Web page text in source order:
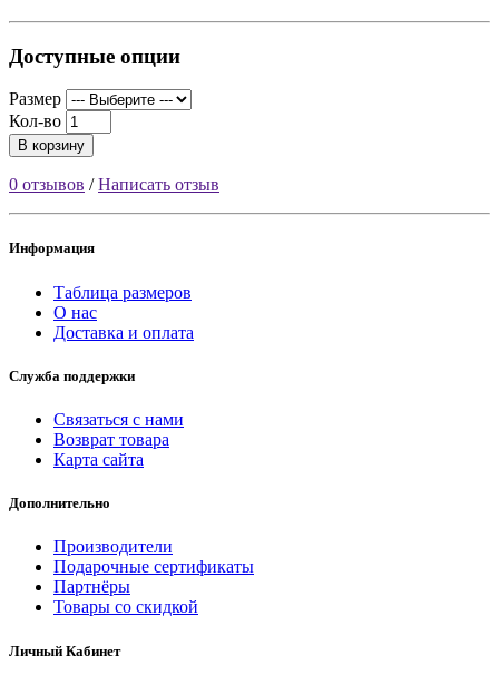
Доступные опции
Размер
Кол-во
В корзину
0 отзывов /Написать отзыв
Информация
Таблица размеров
О нас
Доставка и оплата
Служба поддержки
Связаться с нами
Возврат товара
Карта сайта
Дополнительно
Производители
Подарочные сертификаты
Партнёры
Товары со скидкой
Личный Кабинет